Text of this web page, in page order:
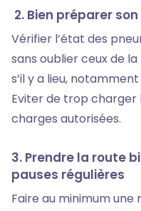
2. Bien préparer
Vérifier l’état des
sans oublier ceux de
s’il y a lieu,
Eviter de trop charger
charges autorisées.
3. Prendre la route
pauses régulières
Faire au minimum